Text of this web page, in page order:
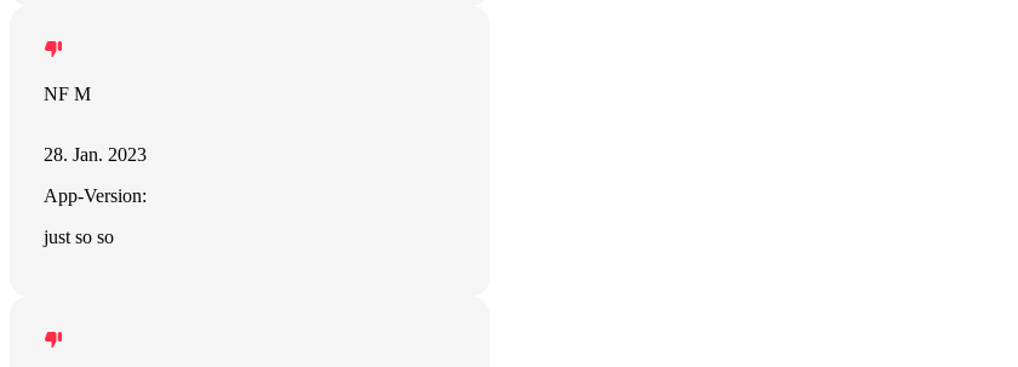
NF M
28. Jan. 2023
App-Version:
just so so